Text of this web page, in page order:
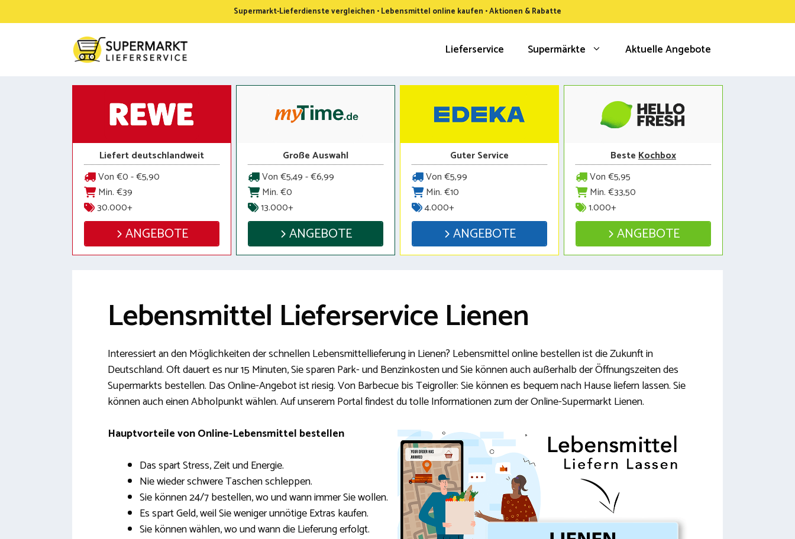
Inhalt
Supermarkt-Lieferdienste vergleichen • Lebensmittel online kaufen • Aktionen & Rabatte
Lieferservice Supermärkte Aktuelle Angebote
Liefert deutschlandweit
Von €0 - €5,90
Min. €39
30.000+
ANGEBOTE
Große Auswahl
Von €5,49 - €6,99
Min. €0
13.000+
ANGEBOTE
Guter Service
Von €5,99
Min. €10
4.000+
ANGEBOTE
BesteKochbox
Von €5,95
Min. €33,50
1.000+
ANGEBOTE
Lebensmittel Lieferservice Lienen
Interessiert an den Möglichkeiten der schnellen Lebensmittellieferung in Lienen? Lebensmittel online bestellen ist die Zukunft in
Deutschland. Oft dauert es nur 15 Minuten, Sie sparen Park- und Benzinkosten und Sie können auch außerhalb der Öffnungszeiten des
Supermarkts bestellen. Das Online-Angebot ist riesig. Von Barbecue bis Teigroller: Sie können es bequem nach Hause liefern lassen. Sie
können auch einen Abholpunkt wählen. Auf unserem Portal findest du tolle Informationen zum der Online-Supermarkt Lienen.
Hauptvorteile von Online-Lebensmittel bestellen
Das spart Stress, Zeit und Energie.
Nie wieder schwere Taschen schleppen.
Sie können 24/7 bestellen, wo und wann immer Sie wollen.
Es spart Geld, weil Sie weniger unnötige Extras kaufen.
Sie können wählen, wo und wann die Lieferung erfolgt.